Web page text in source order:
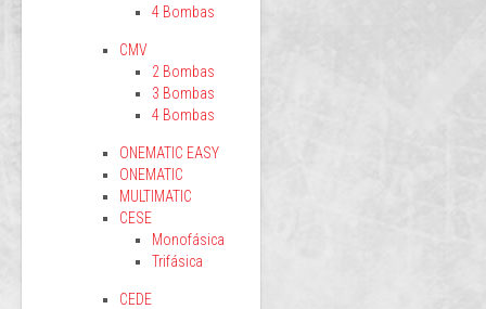
4 Bombas
CMV
2 Bombas
3 Bombas
4 Bombas
ONEMATIC EASY
ONEMATIC
MULTIMATIC
CESE
Monofásica
Trifásica
CEDE